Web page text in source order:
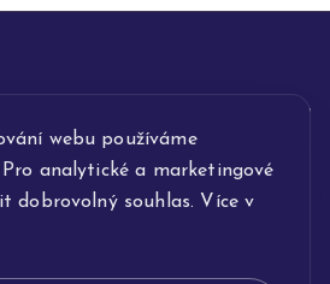
webu používáme
analytické a marketingové
dobrovolný souhlas. Více v